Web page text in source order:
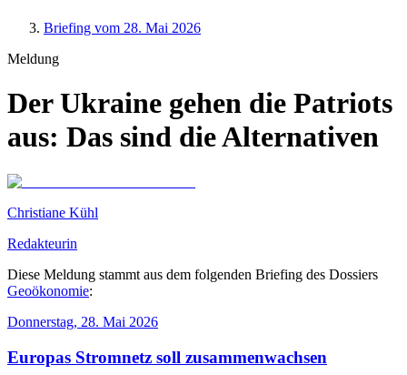
Briefing vom 28. Mai 2026
Meldung
Der Ukraine gehen die Patriots
aus: Das sind die Alternativen
Christiane Kühl
Redakteurin
Diese Meldung stammt aus dem folgenden Briefing des Dossiers
Geoökonomie:
Donnerstag, 28. Mai 2026
Europas Stromnetz soll zusammenwachsen